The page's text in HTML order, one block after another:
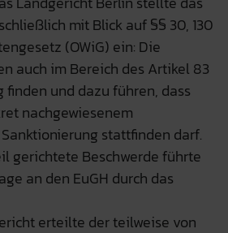
mit Blick auf §§ 30, 130
(OWiG) ein: Die
auch im Bereich des Artikel 83
finden und dazu führen, dass
nachgewiesenem
stattfinden darf.
gerichtete Beschwerde führte
an den EuGH durch das
erteilte der teilweise von